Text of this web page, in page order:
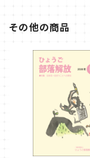
その他の商品